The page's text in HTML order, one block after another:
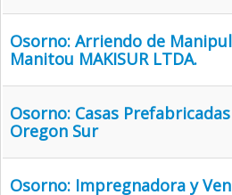
Osorno: Arriendo de
Manitou MAKISUR LTDA.
Osorno: Casas
Oregon Sur
Osorno: Impregnadora y